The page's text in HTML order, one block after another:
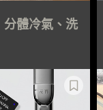
體冷氣、洗